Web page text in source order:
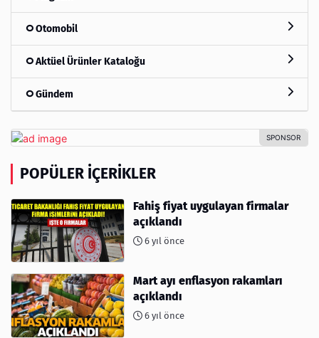
Otomobil
Aktüel Ürünler Kataloğu
Gündem
POPÜLER İÇERIKLER
Fahiş fiyat uygulayan firmalar
açıklandı
6 yıl önce
Mart ayı enflasyon rakamları
açıklandı
6 yıl önce